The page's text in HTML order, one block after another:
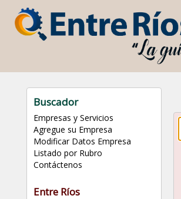
Buscador
Empresas y Servicios
Agregue su Empresa
Modificar Datos Empresa
Listado por Rubro
Contáctenos
Entre Ríos